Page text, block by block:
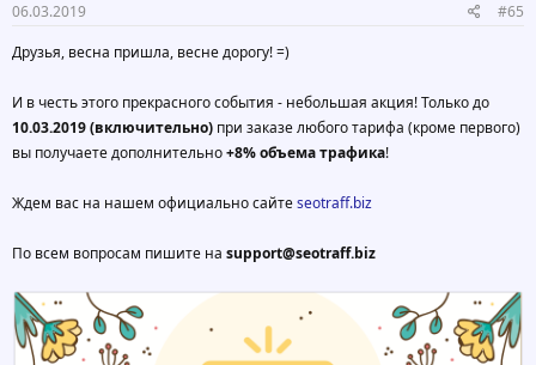
06.03.2019
#65
Друзья, весна пришла, весне дорогу! =)
И в честь этого прекрасного события - небольшая акция! Только до
10.03.2019 (включительно) при заказе любого тарифа (кроме первого)
вы получаете дополнительно+8% объема трафика!
Ждем вас на нашем официально сайтеseotraff.biz
По всем вопросам пишите на support@seotraff.biz